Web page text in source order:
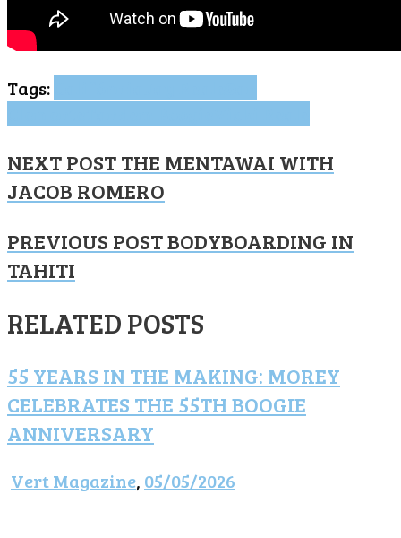
Tags:
NEXT POSTTHE MENTAWAI WITH
JACOB ROMERO
PREVIOUS POSTBODYBOARDING IN
TAHITI
RELATED POSTS
55 YEARS IN THE MAKING: MOREY
CELEBRATES THE 55TH BOOGIE
ANNIVERSARY
Vert Magazine, 05/05/2026